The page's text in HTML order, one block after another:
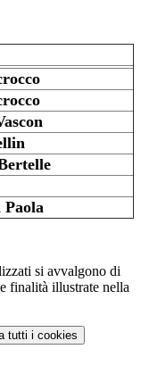
si avvalgono di
finalità illustrate nella
tutti i cookies